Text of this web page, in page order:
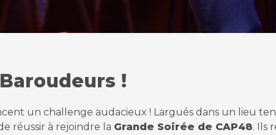
!
un challenge audacieux ! Largués dans un lieu
réussir à rejoindre la Grande Soirée de CAP48. Ils